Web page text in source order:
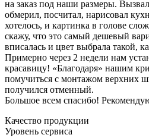
на заказ под наши размеры.
обмерил, посчитал, нарисовал
хотелось, и картинка в голове
скажу, что это самый дешевый
вписалась и цвет выбрала такой,
Примерно через 2 недели нам
красавицу! «Благодаря» нашим
помучиться с монтажом верхних
получился отменный.
Большое всем спасибо!
Качество продукции
Уровень сервиса